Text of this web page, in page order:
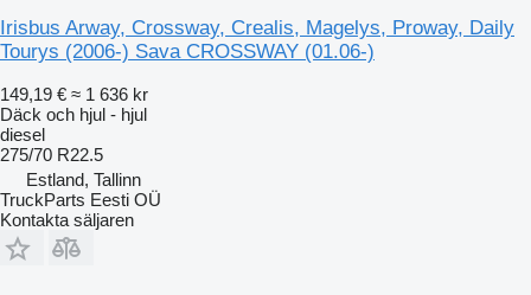
Irisbus Arway, Crossway, Crealis, Magelys, Proway, Daily
Tourys (2006-) Sava CROSSWAY (01.06-)
149,19 € ≈ 1 636 kr
Däck och hjul - hjul
diesel
275/70 R22.5
Estland, Tallinn
TruckParts Eesti OÜ
Kontakta säljaren